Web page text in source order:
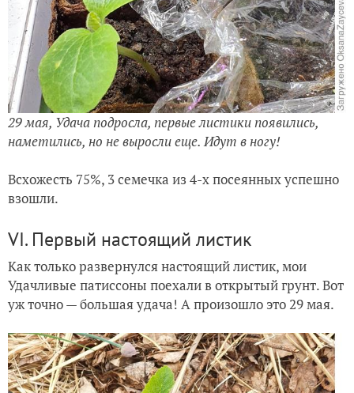
29 мая, Удача подросла, первые листики появились,
наметились, но не выросли еще. Идут в ногу!
Всхожесть 75%, 3семечка из 4-х посеянных успешно
взошли.
VI. Первый настоящий листик
Как только развернулся настоящий листик, мои
Удачливые патиссоны поехали в открытый грунт. Вот
уж точно — большая удача! А произошло это 29 мая.